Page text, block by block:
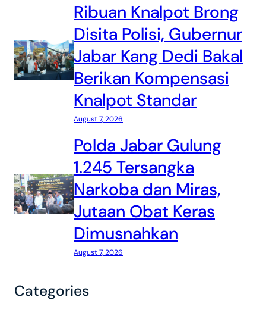
Ribuan Knalpot Brong
Disita Polisi, Gubernur
Jabar Kang Dedi Bakal
Berikan Kompensasi
Knalpot Standar
August 7, 2026
Polda Jabar Gulung
1.245 Tersangka
Narkoba dan Miras,
Jutaan Obat Keras
Dimusnahkan
August 7, 2026
Categories